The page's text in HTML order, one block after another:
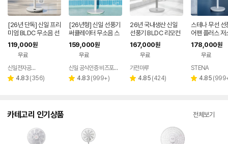
[26년 단독] 신일 프리
미엄 BLDC 무소음 선
풍기 35cm 서큘레이
터 아이보리
119,000원
무료
페이
신일전자공식인증 베스트바이
별 4.83 리
(356)
[26년형] 신일 선풍기
써큘레이터 무소음 스
탠드 BLDC 서큘레이
터 저소음
159,000원
무료
신일 공식인증 비즈포비즈
별 4.83 리
(999+)
26년 국내생산 신일
선풍기 BLDC 리모컨
무소음 가정용 사무실
스탠드 원룸 35cm
167,000원
무료
가전마루
별 4.85 리
(424)
스테나 무선 선
어팬 플러스 저
LDC 가정용 아
아
178,000원
무료
STENA
별 4.85 리
(
카테고리 인기상품 전체보기